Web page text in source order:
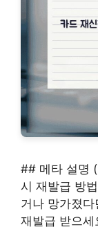
## 메타 설명
시 재발급 방
거나 망가졌
재발급 받으세